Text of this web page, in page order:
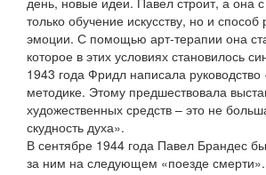
только обучение искусству, но и
эмоции. С помощью арт-терапии она
которое в этих условиях становилось
1943 года Фридл написала
методике. Этому предшествовала
художественных средств – это не
скудность духа».
В сентябре 1944 года Павел Брандес
за ним на следующем «поезде